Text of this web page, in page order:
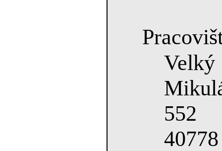
Velký
552